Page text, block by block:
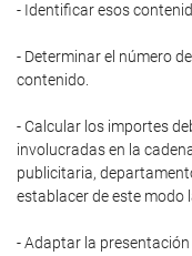
- Identificar esos
- Determinar el número
contenido.
- Calcular los importes
involucradas en la
publicitaria,
establacer de este modo
- Adaptar la